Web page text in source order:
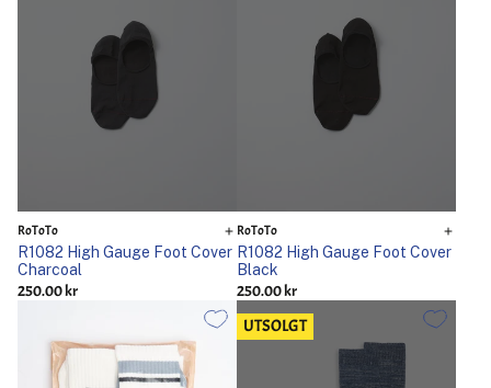
RoToTo
R1082 High Gauge Foot Cover
Charcoal
250.00 kr
RoToTo
R1082 High Gauge Foot Cover
Black
250.00 kr
UTSOLGT